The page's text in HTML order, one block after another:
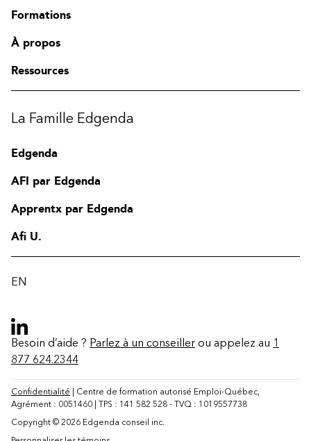
Formations
À propos
Ressources
La Famille Edgenda
Edgenda
AFI par Edgenda
Apprentx par Edgenda
Afi U.
EN
Besoin d’aide ? Parlez à un conseiller ou appelez au 1
877 624.2344
Confidentialité | Centre de formation autorisé Emploi-Québec,
Agrément : 0051460 | TPS : 141 582 528 - TVQ : 1019557738
Copyright © 2026 Edgenda conseil inc.